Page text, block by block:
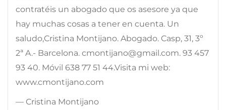
contratéis un abogado que os asesore ya que
hay muchas cosas a tener en cuenta. Un
saludo,Cristina Montijano. Abogado. Casp, 31, 3º
2ª A.- Barcelona. cmontijano@gmail.com. 93 457
93 40. Móvil 638 77 51 44.Visita mi web:
www.cmontijano.com
— Cristina Montijano